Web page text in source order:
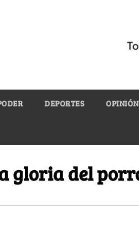
DEPORTES OPINIÓN
gloria del